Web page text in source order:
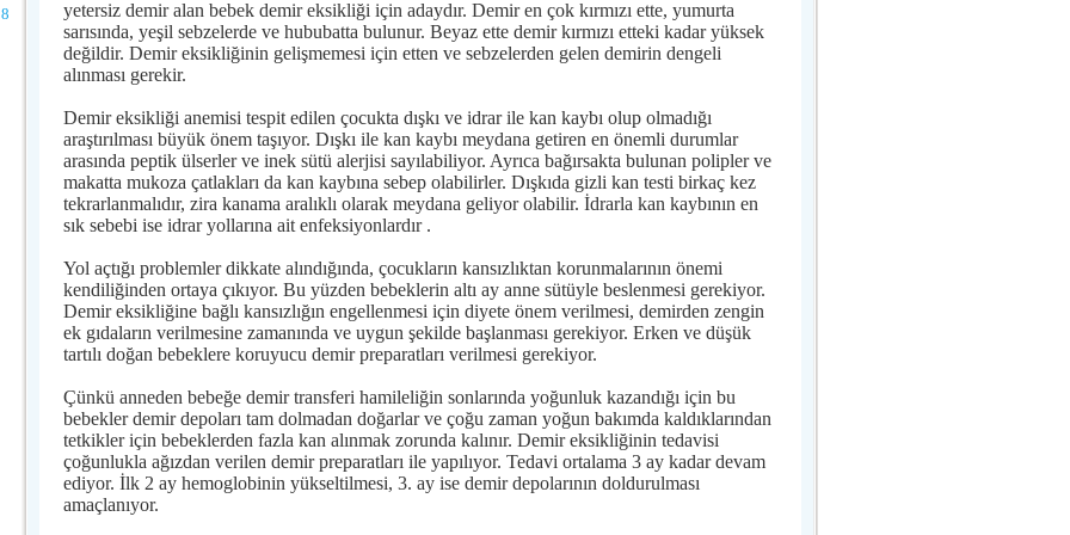
8
yetersiz demir alan bebek demir eksikliği için adaydır. Demir en çok kırmızı ette, yumurta
sarısında, yeşil sebzelerde ve hububatta bulunur. Beyaz ette demir kırmızı etteki kadar yüksek
değildir. Demir eksikliğinin gelişmemesi için etten ve sebzelerden gelen demirin dengeli
alınması gerekir.
Demir eksikliği anemisi tespit edilen çocukta dışkı ve idrar ile kan kaybı olup olmadığı
araştırılması büyük önem taşıyor. Dışkı ile kan kaybı meydana getiren en önemli durumlar
arasında peptik ülserler ve inek sütü alerjisi sayılabiliyor. Ayrıca bağırsakta bulunan polipler ve
makatta mukoza çatlakları da kan kaybına sebep olabilirler. Dışkıda gizli kan testi birkaç kez
tekrarlanmalıdır, zira kanama aralıklı olarak meydana geliyor olabilir. İdrarla kan kaybının en
sık sebebi ise idrar yollarına ait enfeksiyonlardır .
Yol açtığı problemler dikkate alındığında, çocukların kansızlıktan korunmalarının önemi
kendiliğinden ortaya çıkıyor. Bu yüzden bebeklerin altı ay anne sütüyle beslenmesi gerekiyor.
Demir eksikliğine bağlı kansızlığın engellenmesi için diyete önem verilmesi, demirden zengin
ek gıdaların verilmesine zamanında ve uygun şekilde başlanması gerekiyor. Erken ve düşük
tartılı doğan bebeklere koruyucu demir preparatları verilmesi gerekiyor.
Çünkü anneden bebeğe demir transferi hamileliğin sonlarında yoğunluk kazandığı için bu
bebekler demir depoları tam dolmadan doğarlar ve çoğu zaman yoğun bakımda kaldıklarından
tetkikler için bebeklerden fazla kan alınmak zorunda kalınır. Demir eksikliğinin tedavisi
çoğunlukla ağızdan verilen demir preparatları ile yapılıyor. Tedavi ortalama 3 ay kadar devam
ediyor. İlk 2 ay hemoglobinin yükseltilmesi, 3. ay ise demir depolarının doldurulması
amaçlanıyor.